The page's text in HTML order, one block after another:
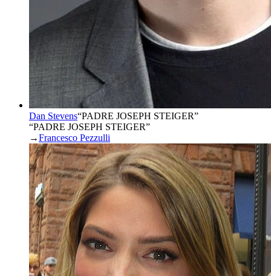
Dan Stevens“PADRE JOSEPH STEIGER”
“PADRE JOSEPH STEIGER”
→Francesco Pezzulli